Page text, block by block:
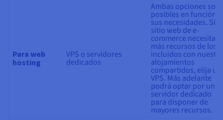
Para web
hosting
VPS o servidores
dedicados
Ambas opciones son
posibles en función
sus necesidades. Si
sitio web de e-
commerce necesita
más recursos de los
incluidos con
alojamientos
compartidos, elija un
VPS. Más adelante
podrá optar por un
servidor dedicado
para disponer de
mayores recursos.